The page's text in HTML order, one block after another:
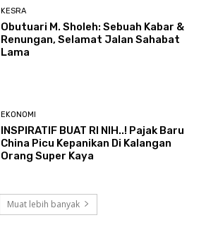
KESRA
Obutuari M. Sholeh: Sebuah Kabar &
Renungan, Selamat Jalan Sahabat
Lama
EKONOMI
INSPIRATIF BUAT RI NIH..! Pajak Baru
China Picu Kepanikan Di Kalangan
Orang Super Kaya
Muat lebih banyak